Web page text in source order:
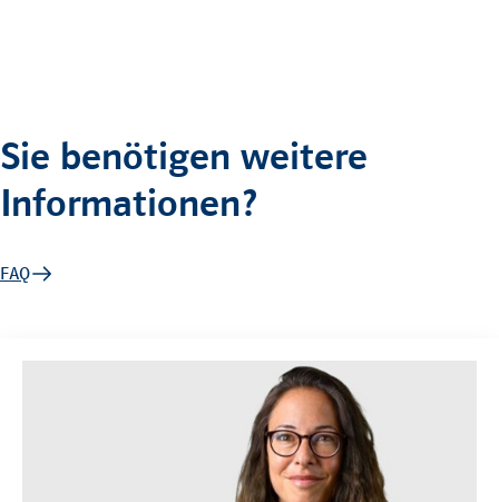
Sie benötigen weitere
Informationen?
FAQ